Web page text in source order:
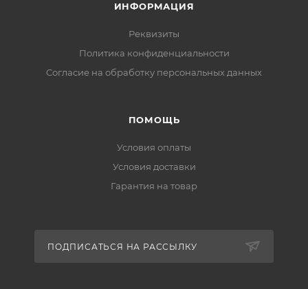
ИНФОРМАЦИЯ
Реквизиты
Политика конфиденциальности
Cогласие на обработку персональных данных
ПОМОЩЬ
Условия оплаты
Условия доставки
Гарантия на товар
ПОДПИСАТЬСЯ НА РАССЫЛКУ